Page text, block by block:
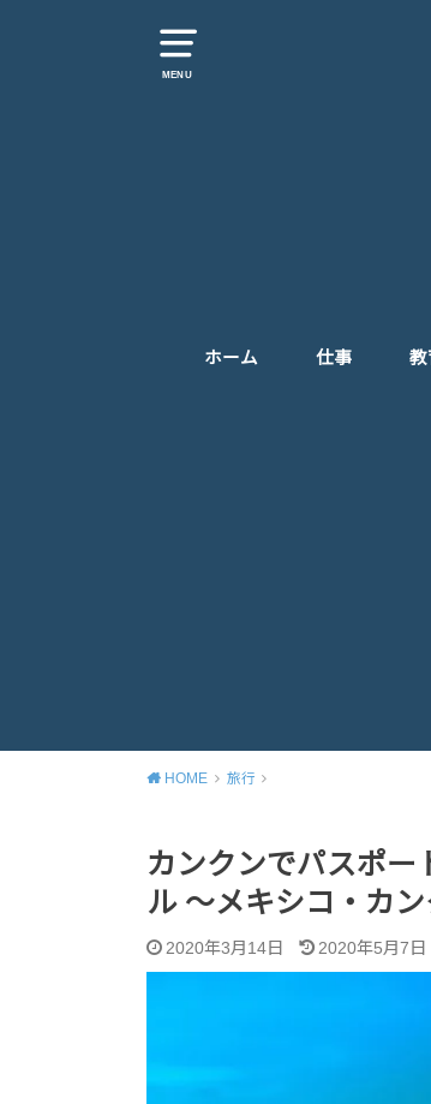
MENU
ホーム 仕事 教
HOME 旅行
カンクンでパスポー
ル ～メキシコ・カ
2020年3月14日 2020年5月7日